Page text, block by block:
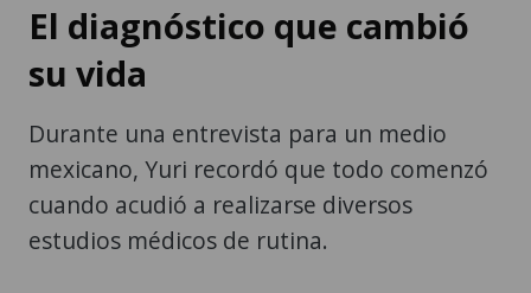
El diagnóstico que cambió
su vida
Durante una entrevista para un medio
mexicano, Yuri recordó que todo comenzó
cuando acudió a realizarse diversos
estudios médicos de rutina.